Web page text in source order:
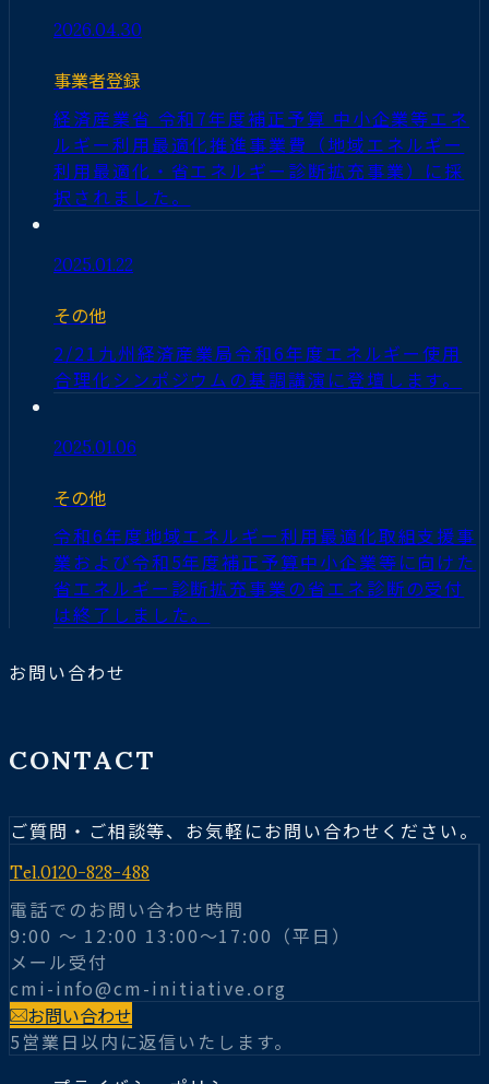
2026.04.30
事業者登録
経済産業省 令和7年度補正予算 中小企業等エネ
ルギー利用最適化推進事業費（地域エネルギー
利用最適化・省エネルギー診断拡充事業）に採
択されました。
2025.01.22
その他
2/21九州経済産業局令和6年度エネルギー使用
合理化シンポジウムの基調講演に登壇します。
2025.01.06
その他
令和6年度地域エネルギー利用最適化取組支援事
業および令和5年度補正予算中小企業等に向けた
省エネルギー診断拡充事業の省エネ診断の受付
は終了しました。
お問い合わせ
CONTACT
ご質問・ご相談等、お気軽にお問い合わせください。
Tel.0120-828-488
電話でのお問い合わせ時間
9:00 〜 12:00 13:00～17:00（平日）
メール受付
cmi-info@cm-initiative.org
お問い合わせ
5営業日以内に返信いたします。